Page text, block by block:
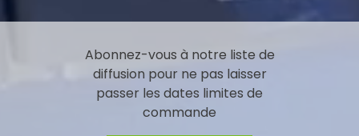
Abonnez-vous à notre liste de
diffusion pour ne pas laisser
passer les dates limites de
commande